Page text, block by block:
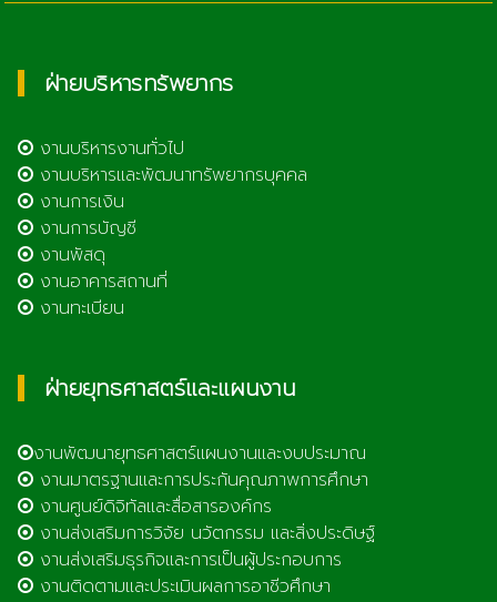
ฝ่ายบริหารทรัพยากร
งานบริหารงานทั่วไป
งานบริหารและพัฒนาทรัพยากรบุคคล
งานการเงิน
งานการบัญชี
งานพัสดุ
งานอาคารสถานที่
งานทะเบียน
ฝ่ายยุทธศาสตร์และแผนงาน
งานพัฒนายุทธศาสตร์แผนงานและงบประมาณ
งานมาตรฐานและการประกันคุณภาพการศึกษา
งานศูนย์ดิจิทัลและสื่อสารองค์กร
งานส่งเสริมการวิจัย นวัตกรรม และสิ่งประดิษฐ์
งานส่งเสริมธุรกิจและการเป็นผู้ประกอบการ
งานติดตามและประเมินผลการอาชีวศึกษา